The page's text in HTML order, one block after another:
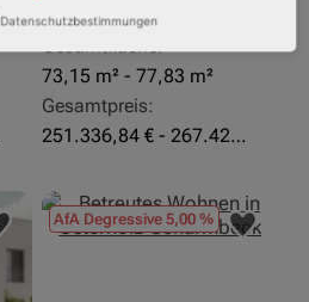
Bestandsobjekt
Gesamtfläche:
73,15 m² - 77,83 m²
Gesamtpreis:
251.336,84 € - 267.420,00 €
AfA Degressive 5,00 %
Datenschutzbestimmungen